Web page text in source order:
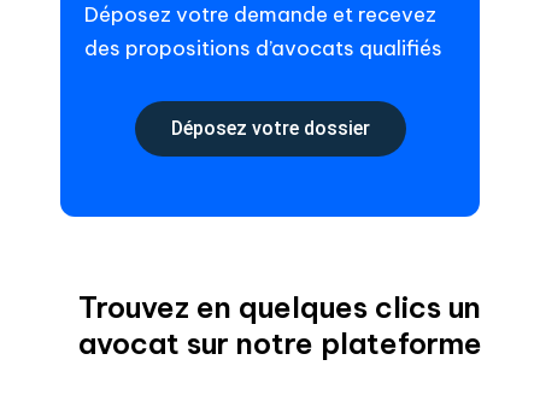
Déposez votre demande et recevez
des propositions d’avocats qualifiés
Déposez votre dossier
Trouvez en quelques clics un
avocat sur notre plateforme